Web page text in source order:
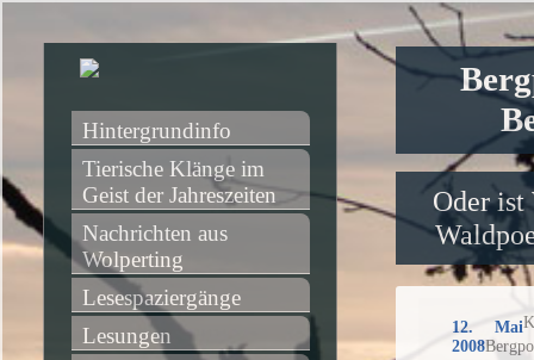
Oder ist
12. Mai
2008
Hintergrundinfo
Tierische Klänge im
Geist der Jahreszeiten
Nachrichten aus
Wolperting
Lesespaziergänge
Lesungen